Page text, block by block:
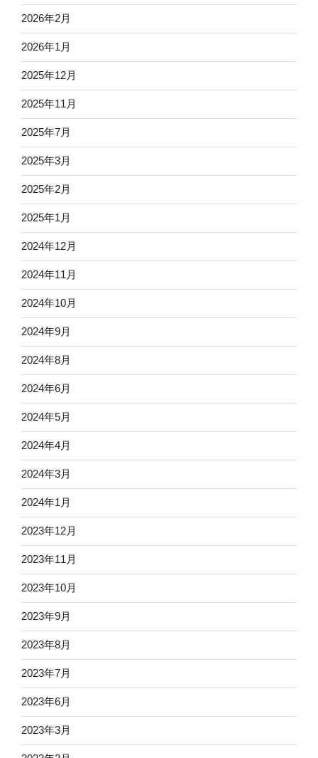
2026年2月
2026年1月
2025年12月
2025年11月
2025年7月
2025年3月
2025年2月
2025年1月
2024年12月
2024年11月
2024年10月
2024年9月
2024年8月
2024年6月
2024年5月
2024年4月
2024年3月
2024年1月
2023年12月
2023年11月
2023年10月
2023年9月
2023年8月
2023年7月
2023年6月
2023年3月